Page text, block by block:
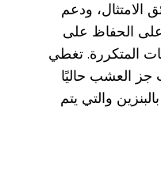
الامتثال، ودعم
على الحفاظ على
المتكررة. تغطي
جز العشب حاليًا
والتي يتم